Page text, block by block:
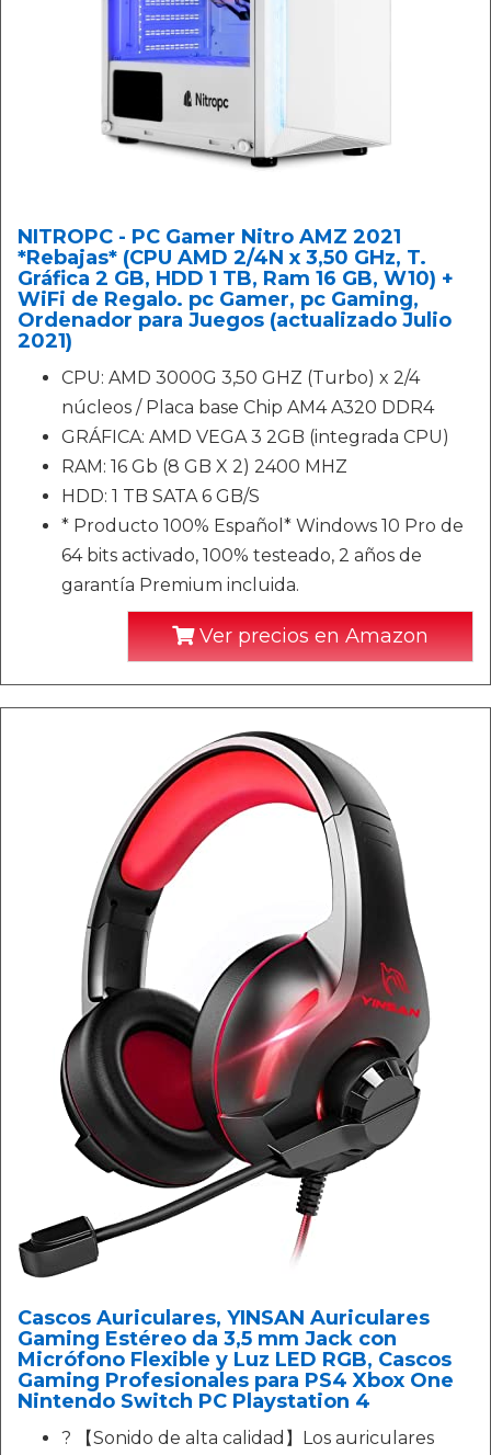
NITROPC - PC Gamer Nitro AMZ 2021
*Rebajas* (CPU AMD 2/4N x 3,50 GHz, T.
Gráfica 2 GB, HDD 1 TB, Ram 16 GB, W10) +
WiFi de Regalo. pc Gamer, pc Gaming,
Ordenador para Juegos (actualizado Julio
2021)
CPU: AMD 3000G 3,50 GHZ (Turbo) x 2/4
núcleos / Placa base Chip AM4 A320 DDR4
GRÁFICA: AMD VEGA 3 2GB (integrada CPU)
RAM: 16 Gb (8 GB X 2) 2400 MHZ
HDD: 1 TB SATA 6 GB/S
* Producto 100% Español* Windows 10 Pro de
64 bits activado, 100% testeado, 2 años de
garantía Premium incluida.
Ver precios en Amazon
Cascos Auriculares, YINSAN Auriculares
Gaming Estéreo da 3,5 mm Jack con
Micrófono Flexible y Luz LED RGB, Cascos
Gaming Profesionales para PS4 Xbox One
Nintendo Switch PC Playstation 4
? 【Sonido de alta calidad】Los auriculares